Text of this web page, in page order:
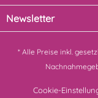
Newsletter
* Alle Preise inkl.
Cookie-